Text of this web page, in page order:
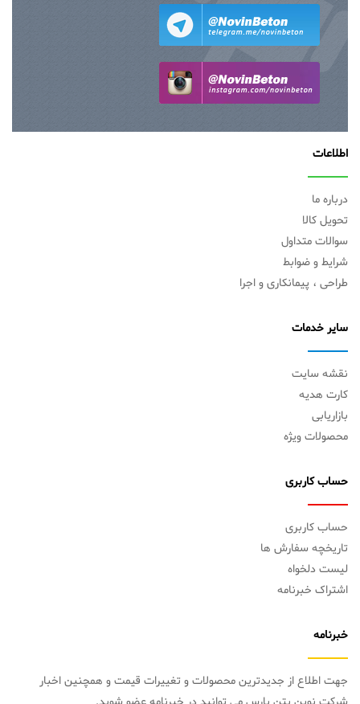
اطلاعات
درباره ما
تحویل کالا
سوالات متداول
شرایط و ضوابط
طراحی ، پیمانکاری و اجرا
سایر خدمات
نقشه سایت
کارت هدیه
بازاریابی
محصولات ویژه
حساب کاربری
حساب کاربری
تاریخچه سفارش ها
لیست دلخواه
اشتراک خبرنامه
خبرنامه
جهت اطلاع از جدیدترین محصولات و تغییرات قیمت و همچنین اخبار